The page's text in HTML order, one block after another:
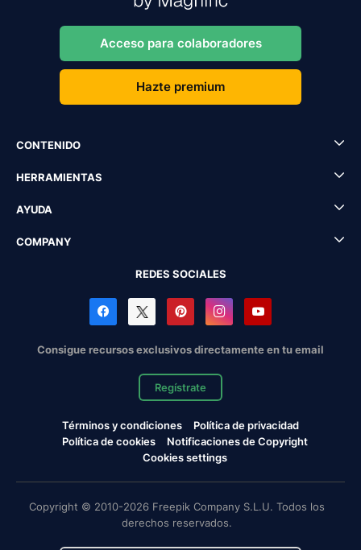
Acceso para colaboradores
Hazte premium
CONTENIDO
HERRAMIENTAS
AYUDA
COMPANY
REDES SOCIALES
Consigue recursos exclusivos directamente en tu email
Regístrate
Términos y condiciones
Política de privacidad
Política de cookies
Notificaciones de Copyright
Cookies settings
Copyright © 2010-2026 Freepik Company S.L.U. Todos los
derechos reservados.